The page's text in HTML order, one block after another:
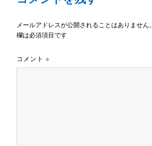
メールアドレスが公開されることはありません。
欄は必須項目です
コメント※